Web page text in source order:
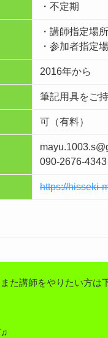
・ 不定期
・講師指定場所
・参加者指定
2016年から
筆記用具をご
可（有料）
090-2676-4343
https://hisseki-
た講師をやりたい方は